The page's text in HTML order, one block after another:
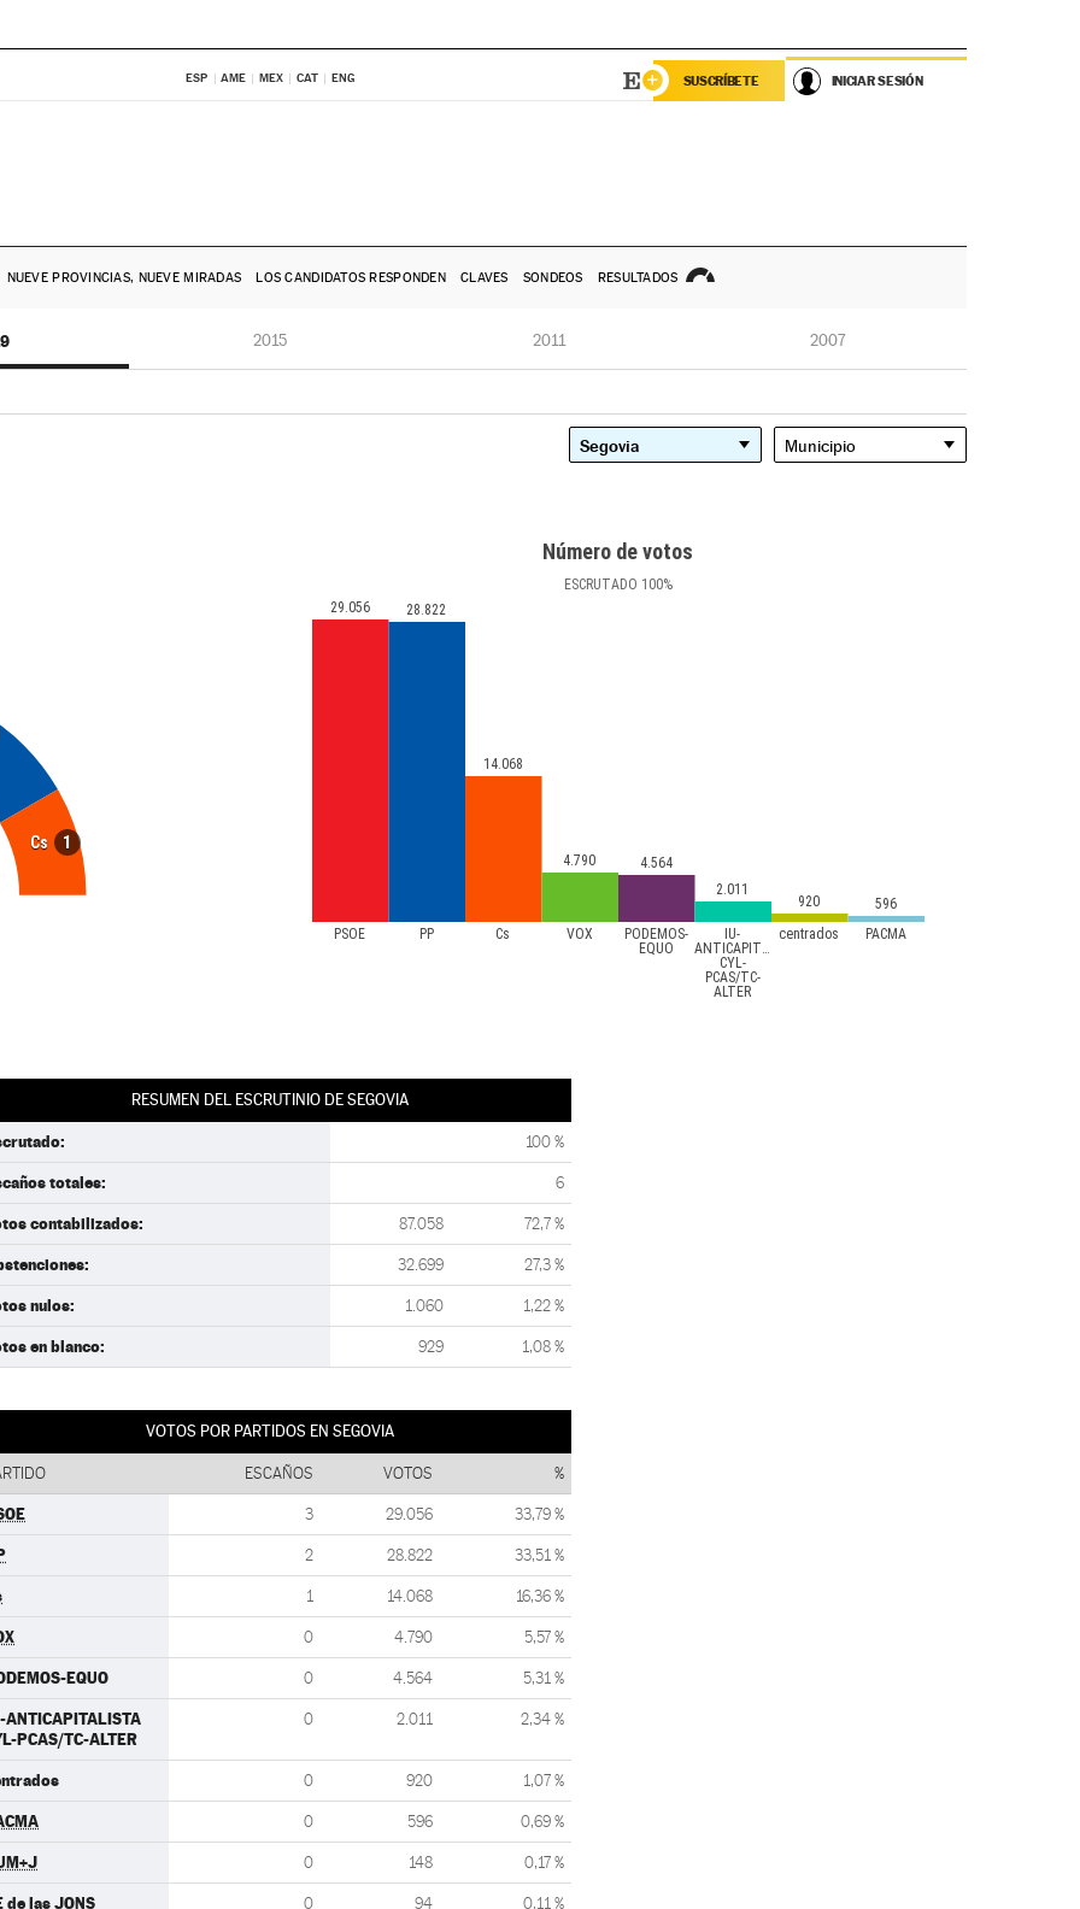
ESP AME MEX CAT ENG SUSCRÍBETE INICIAR SESIÓN
NUEVE PROVINCIAS, NUEVE MIRADAS LOS CANDIDATOS RESPONDEN CLAVES SONDEOS RESULTADOS
2015 2011 2007
Cs 1
Número de votos
ESCRUTADO 100%
PSOE PP Cs VOX
PODEMOS-
EQUO
IU-
ANTICAPITALISTA
CYL-
PCAS/TC-
ALTER
centrados PACMA
29.056 28.822
14.068
4.790
4.564
2.011
920 596
RESUMEN DEL ESCRUTINIO DE SEGOVIA
100 %
totales: 6
contabilizados: 87.058 72,7 %
32.699 27,3 %
nulos: 1.060 1,22 %
en blanco: 929 1,08 %
VOTOS POR PARTIDOS EN SEGOVIA
ESCAÑOS VOTOS %
3 29.056 33,79 %
2 28.822 33,51 %
1 14.068 16,36 %
0 4.790 5,57 %
EQUO 0 4.564 5,31 %
ANTICAPITALISTA
PCAS/TC-ALTER
0 2.011 2,34 %
0 920 1,07 %
0 596 0,69 %
0 148 0,17 %
de las JONS 0 94 0,11 %